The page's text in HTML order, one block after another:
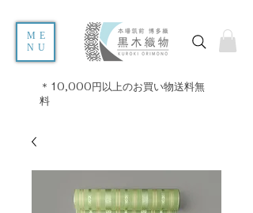
ME
NU
＊10,000円以上のお買い物送料無
料